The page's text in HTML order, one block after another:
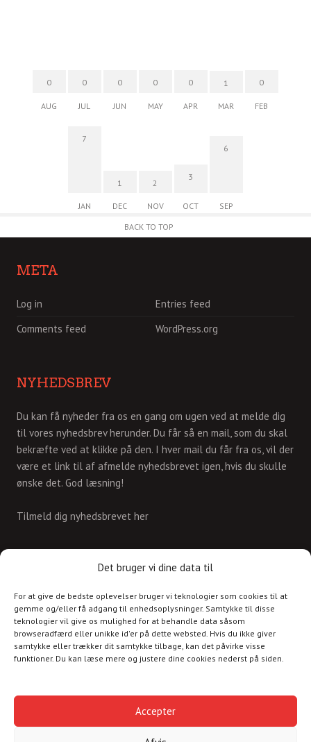
Det bruger vi dine data til
For at give de bedste oplevelser bruger vi teknologier som cookies til at
gemme og/eller få adgang til enhedsoplysninger. Samtykke til disse
teknologier vil give os mulighed for at behandle data såsom
browseradfærd eller unikke id'er på dette websted. Hvis du ikke giver
samtykke eller trækker dit samtykke tilbage, kan det påvirke visse
funktioner. Du kan læse mere og justere dine cookies nederst på siden.
Accepter
0
AUG
0
JUL
0
JUN
0
MAY
0
APR
1
MAR
0
FEB
7
JAN
1
DEC
2
NOV
3
OCT
6
SEP
BACK TO TOP
META
Log in
Entries feed
Comments feed
WordPress.org
NYHEDSBREV
Du kan få nyheder fra os en gang om ugen ved at melde dig
til vores nyhedsbrev herunder. Du får så en mail, som du skal
bekræfte ved at klikke på den. I hver mail du får fra os, vil der
være et link til af afmelde nyhedsbrevet igen, hvis du skulle
ønske det. God læsning!
Tilmeld dig nyhedsbrevet her
Skriv til os på
info@christianshavnskvarter.dk
Christiania
Kultur